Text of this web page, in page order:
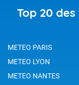
Top 20
METEO PARIS
METEO LYON
METEO NANTES